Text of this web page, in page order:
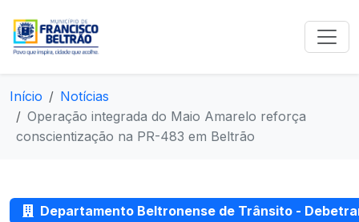
Início
Notícias
Operação integrada do Maio Amarelo reforça
conscientização na PR-483 em Beltrão
Departamento Beltronense de Trânsito -